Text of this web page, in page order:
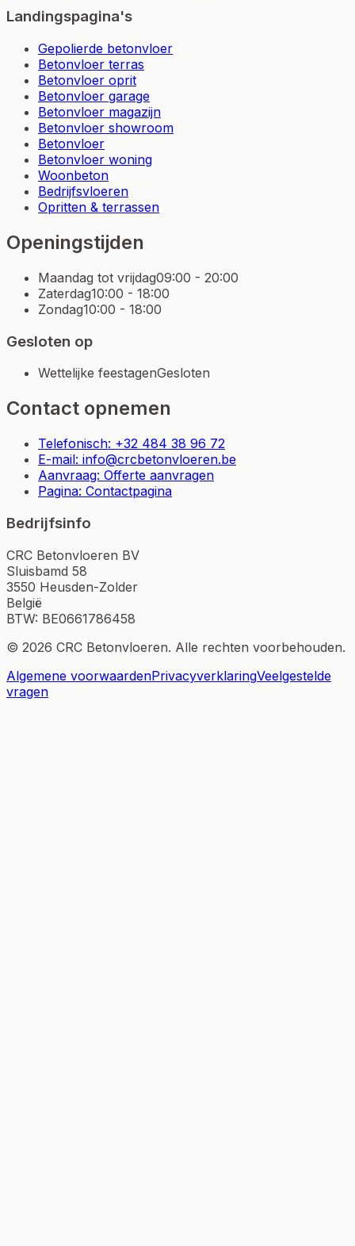
Landingspagina's
Gepolierde betonvloer
Betonvloer terras
Betonvloer oprit
Betonvloer garage
Betonvloer magazijn
Betonvloer showroom
Betonvloer
Betonvloer woning
Woonbeton
Bedrijfsvloeren
Opritten & terrassen
Openingstijden
Maandag tot vrijdag09:00 - 20:00
Zaterdag10:00 - 18:00
Zondag10:00 - 18:00
Gesloten op
Wettelijke feestagenGesloten
Contact opnemen
Telefonisch: +32 484 38 96 72
E-mail: info@crcbetonvloeren.be
Aanvraag: Offerte aanvragen
Pagina: Contactpagina
Bedrijfsinfo
CRC Betonvloeren BV
Sluisbamd 58
3550 Heusden-Zolder
België
BTW: BE0661786458
© 2026 CRC Betonvloeren. Alle rechten voorbehouden.
Algemene voorwaardenPrivacyverklaringVeelgestelde
vragen